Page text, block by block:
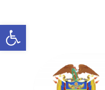
Abrir barra de herramientas